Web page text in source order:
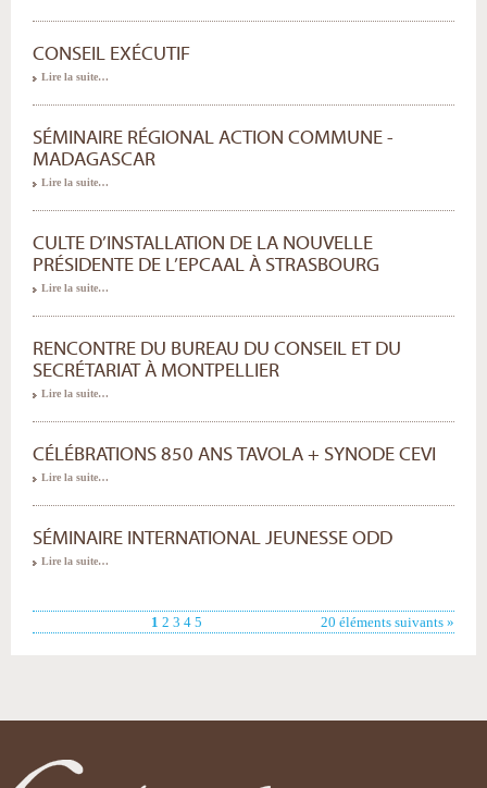
CONSEIL EXÉCUTIF
Lire la suite…
SÉMINAIRE RÉGIONAL ACTION COMMUNE -
MADAGASCAR
Lire la suite…
CULTE D’INSTALLATION DE LA NOUVELLE
PRÉSIDENTE DE L’EPCAAL À STRASBOURG
Lire la suite…
RENCONTRE DU BUREAU DU CONSEIL ET DU
SECRÉTARIAT À MONTPELLIER
Lire la suite…
CÉLÉBRATIONS 850 ANS TAVOLA + SYNODE CEVI
Lire la suite…
SÉMINAIRE INTERNATIONAL JEUNESSE ODD
Lire la suite…
20 éléments suivants »
1 2 3 4 5